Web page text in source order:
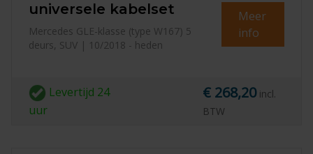
universele kabelset
Mercedes GLE-klasse (type W167) 5
deurs, SUV | 10/2018 - heden
Meer
info
Levertijd 24
uur
€ 268,20 incl.
BTW